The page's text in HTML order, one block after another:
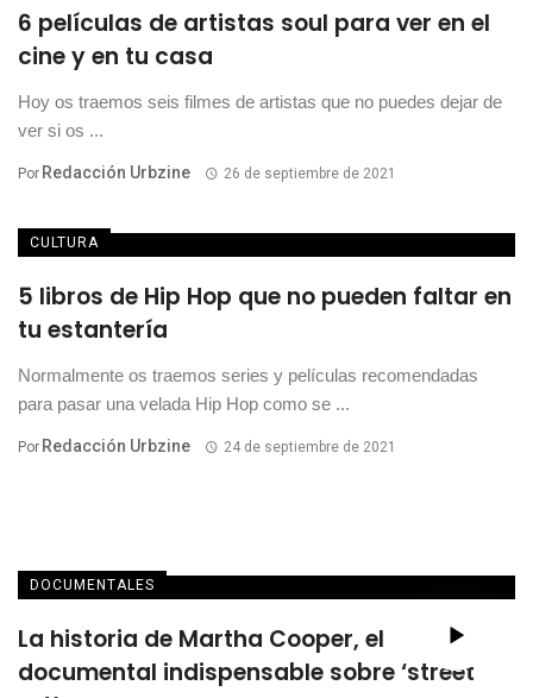
6 películas de artistas soul para ver en el
cine y en tu casa
Hoy os traemos seis filmes de artistas que no puedes dejar de
ver si os ...
Por Redacción Urbzine 26 de septiembre de 2021
CULTURA
5 libros de Hip Hop que no pueden faltar en
tu estantería
Normalmente os traemos series y películas recomendadas
para pasar una velada Hip Hop como se ...
Por Redacción Urbzine 24 de septiembre de 2021
DOCUMENTALES
La historia de Martha Cooper, el
documental indispensable sobre ‘street